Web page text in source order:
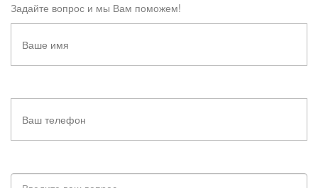
Задайте вопрос и мы Вам поможем!